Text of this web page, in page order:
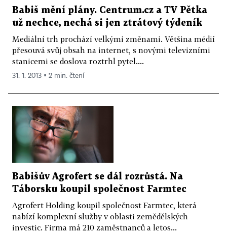
Babiš mění plány. Centrum.cz a TV Pětka
už nechce, nechá si jen ztrátový týdeník
Mediální trh prochází velkými změnami. Většina médií
přesouvá svůj obsah na internet, s novými televizními
stanicemi se doslova roztrhl pytel....
31. 1. 2013 ▪ 2 min. čtení
Babišův Agrofert se dál rozrůstá. Na
Táborsku koupil společnost Farmtec
Agrofert Holding koupil společnost Farmtec, která
nabízí komplexní služby v oblasti zemědělských
investic. Firma má 210 zaměstnanců a letos...